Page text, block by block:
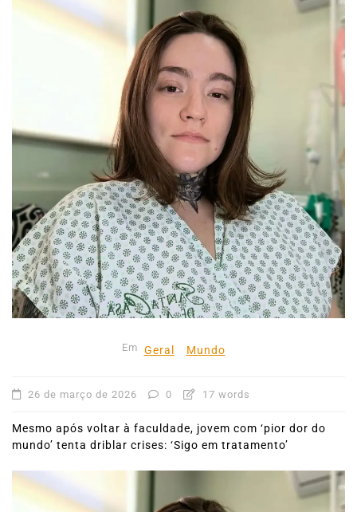
Em Geral Mundo
26 de março de 2026 0 17 words
Mesmo após voltar à faculdade, jovem com ‘pior dor do
mundo’ tenta driblar crises: ‘Sigo em tratamento’